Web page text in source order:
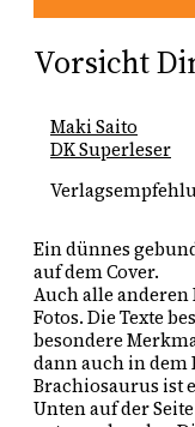
Vorsicht
Maki Saito
DK Superleser
Ein dünnes
auf dem Cover.
Auch alle
Fotos. Die Texte
besondere
dann auch in
Brachiosaurus ist
Unten auf der